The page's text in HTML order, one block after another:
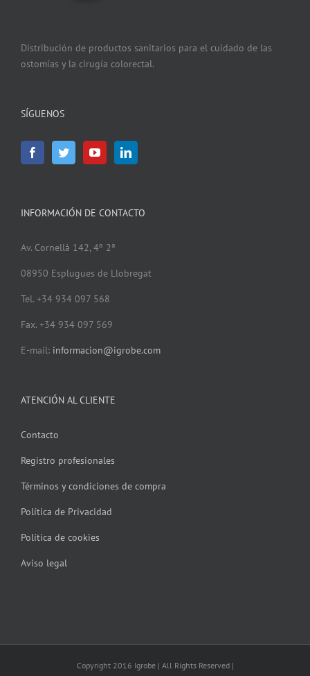
Distribución de productos sanitarios para el cuidado de las
ostomías y la cirugía colorectal.
SÍGUENOS
INFORMACIÓN DE CONTACTO
Av. Cornellà 142, 4º 2ª
08950 Esplugues de Llobregat
Tel. +34 934 097 568
Fax. +34 934 097 569
E-mail: informacion@igrobe.com
ATENCIÓN AL CLIENTE
Contacto
Registro profesionales
Términos y condiciones de compra
Política de Privacidad
Política de cookies
Aviso legal
Copyright 2016 Igrobe | All Rights Reserved |